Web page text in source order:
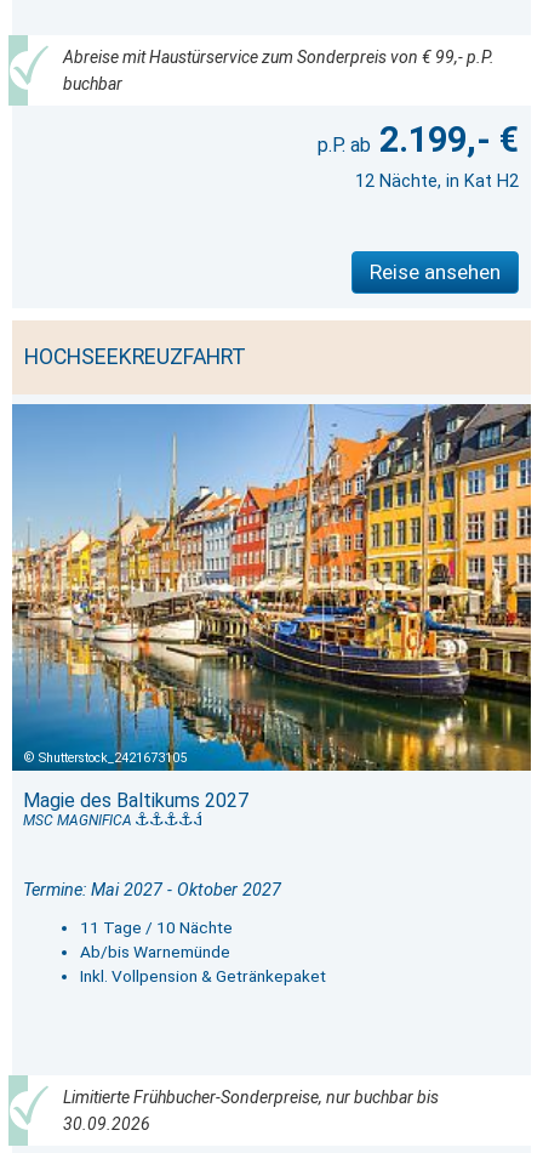
Abreise mit Haustürservice zum Sonderpreis von € 99,- p.P.
buchbar
2.199,- €
12 Nächte, in Kat H2
Reise ansehen
HOCHSEEKREUZFAHRT
Shutterstock_2421673105
Magie des Baltikums 2027
MSC MAGNIFICA
Termine: Mai 2027 - Oktober 2027
11 Tage / 10 Nächte
Ab/bis Warnemünde
Inkl. Vollpension & Getränkepaket
Limitierte Frühbucher-Sonderpreise, nur buchbar bis
30.09.2026